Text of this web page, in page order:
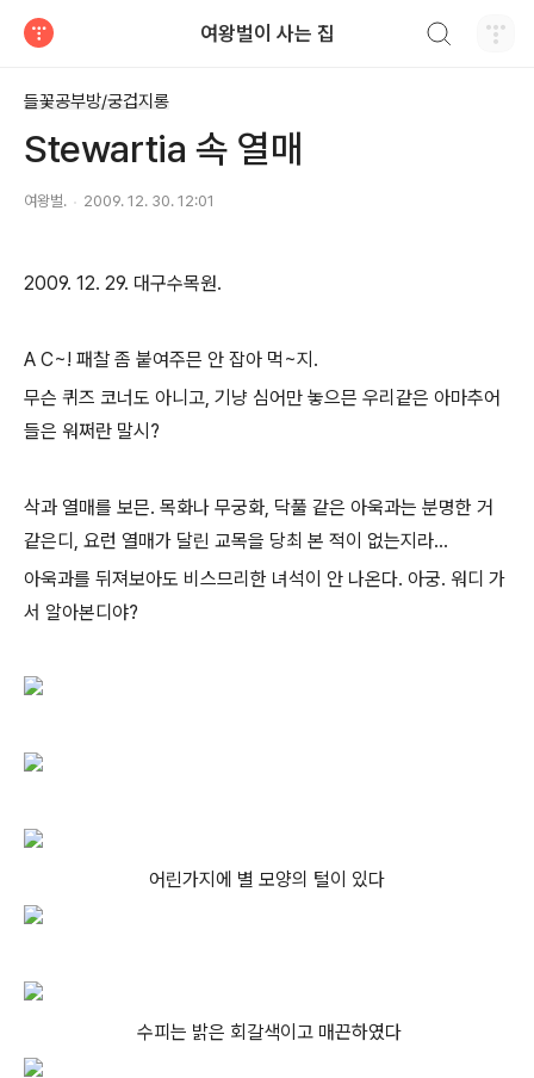
여왕벌이 사는 집
들꽃공부방/궁겁지롱
Stewartia 속 열매
여왕벌. 2009. 12. 30. 12:01
2009. 12. 29. 대구수목원.
A C~! 패찰 좀 붙여주믄 안 잡아 먹~지.
무슨 퀴즈 코너도 아니고, 기냥 심어만 놓으믄 우리같은 아마추어
들은 워쩌란 말시?
삭과 열매를 보믄. 목화나 무궁화, 닥풀 같은 아욱과는 분명한 거
같은디, 요런 열매가 달린 교목을 당최 본 적이 없는지라...
아욱과를 뒤져보아도 비스므리한 녀석이 안 나온다. 아궁. 워디 가
서 알아본디야?
어린가지에 별 모양의 털이 있다
수피는 밝은 회갈색이고 매끈하였다